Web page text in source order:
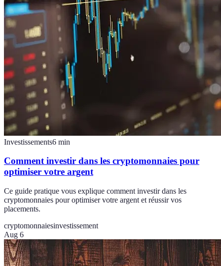
Investissements6 min
Comment investir dans les cryptomonnaies pour
optimiser votre argent
Ce guide pratique vous explique comment investir dans les
cryptomonnaies pour optimiser votre argent et réussir vos
placements.
cryptomonnaiesinvestissement
Aug 6